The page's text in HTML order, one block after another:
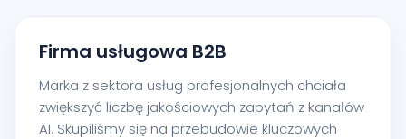
Firma usługowa B2B
Marka z sektora usług profesjonalnych chciała
zwiększyć liczbę jakościowych zapytań z kanałów
AI. Skupiliśmy się na przebudowie kluczowych